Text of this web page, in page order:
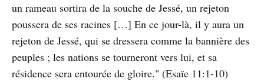
un rameau sortira de la souche de Jessé, un rejeton
poussera de ses racines […] En ce jour-là, il y aura un
rejeton de Jessé, qui se dressera comme la bannière des
peuples ; les nations se tourneront vers lui, et sa
résidence sera entourée de gloire." (Esaïe 11:1-10)